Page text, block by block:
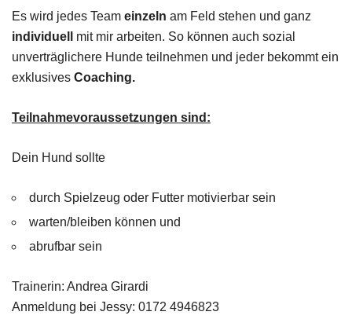
Es wird jedes Team einzeln am Feld stehen und ganz
individuell
mit mir arbeiten. So können auch sozial
unverträglichere Hunde teilnehmen und jeder bekommt ein
exklusives Coaching.
Teilnahmevoraussetzungen sind:
Dein Hund sollte
durch Spielzeug oder Futter motivierbar sein
warten/bleiben können und
abrufbar sein
Trainerin: Andrea Girardi
Anmeldung bei Jessy: 0172 4946823